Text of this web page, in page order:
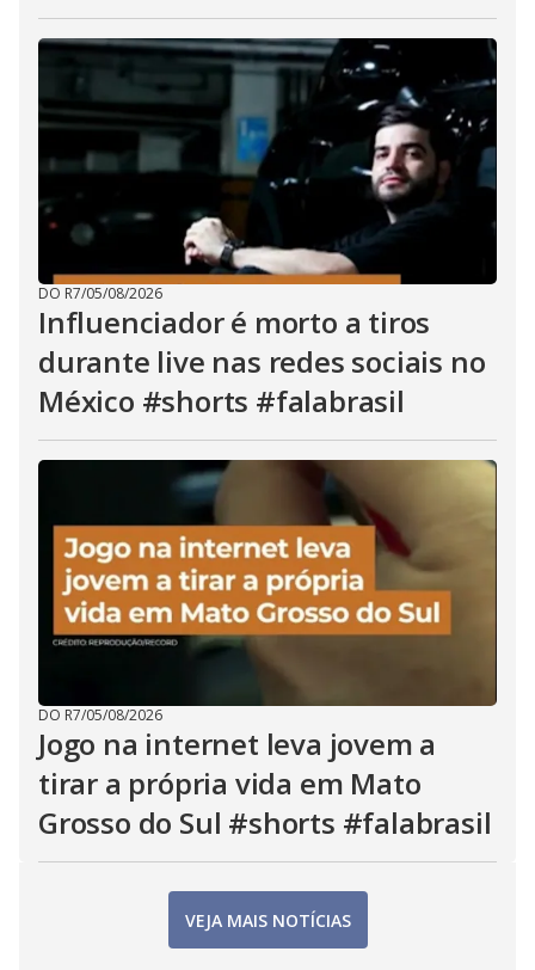
DO R7/05/08/2026
Influenciador é morto a tiros
durante live nas redes sociais no
México #shorts #falabrasil
DO R7/05/08/2026
Jogo na internet leva jovem a
tirar a própria vida em Mato
Grosso do Sul #shorts #falabrasil
VEJA MAIS NOTÍCIAS